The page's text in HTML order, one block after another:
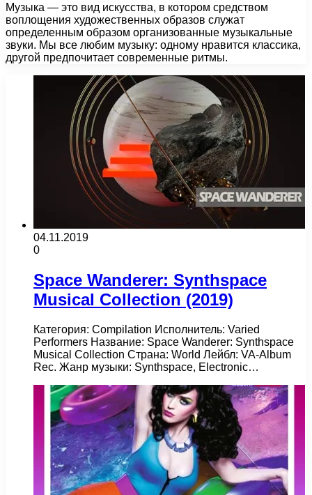
Музыка — это вид искусства, в котором средством
воплощения художественных образов служат
определенным образом организованные музыкальные
звуки. Мы все любим музыку: одному нравится классика,
другой предпочитает современные ритмы.
04.11.2019
0
Space Wanderer: Synthspace
Musical Collection (2019)
Категория: Compilation Исполнитель: Varied
Performers Название: Space Wanderer: Synthspace
Musical Collection Страна: World Лейбл: VA-Album
Rec. Жанр музыки: Synthspace, Electronic…